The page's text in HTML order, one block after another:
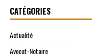
CATÉGORIES
Actualité
Avocat-Notaire